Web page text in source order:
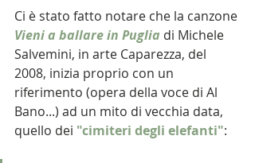
Ci è stato fatto notare che la canzone
Vieni a ballare in Puglia di Michele
Salvemini, in arte Caparezza, del
2008, inizia proprio con un
riferimento (opera della voce di Al
Bano...) ad un mito di vecchia data,
quello dei "cimiteri degli elefanti":